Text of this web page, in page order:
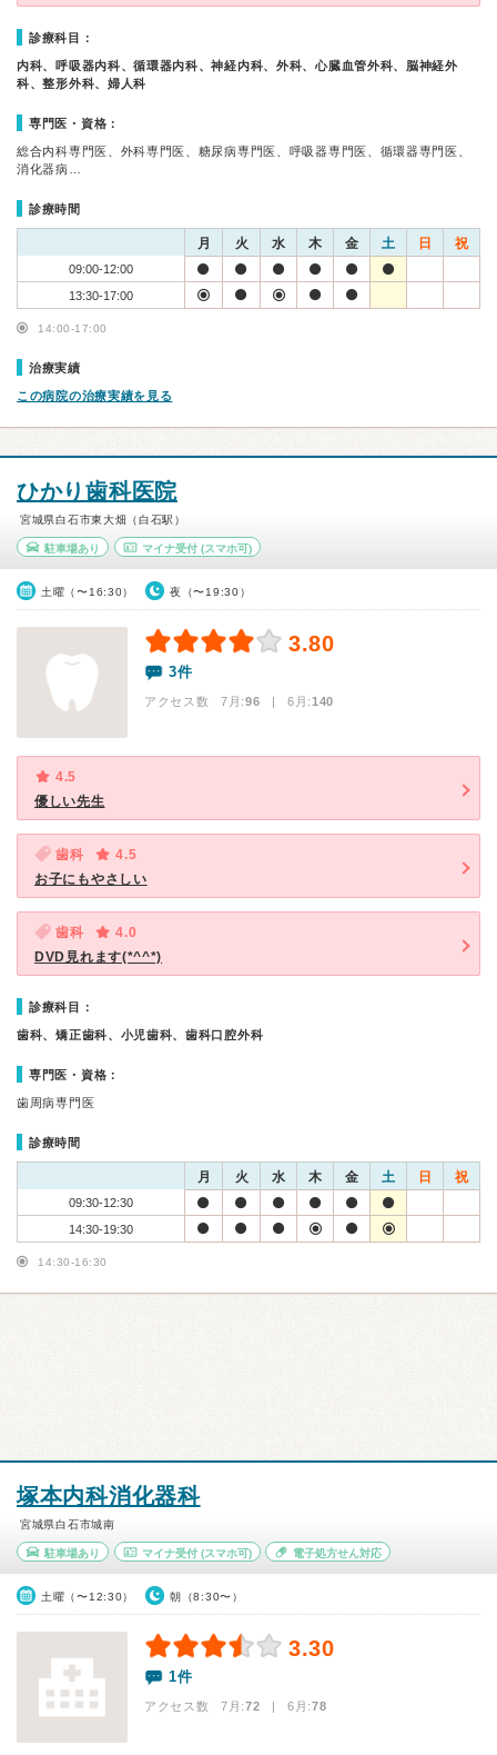
診療科目：
内科、呼吸器内科、循環器内科、神経内科、外科、心臓血管外科、脳神経外
科、整形外科、婦人科
専門医・資格：
総合内科専門医、外科専門医、糖尿病専門医、呼吸器専門医、循環器専門医、
消化器病…
診療時間
月 火 水 木 金 土 日 祝
09:00-12:00
13:30-17:00
14:00-17:00
治療実績
この病院の治療実績を見る
ひかり歯科医院
宮城県白石市東大畑（白石駅）
駐車場あり マイナ受付(スマホ可)
土曜（〜16:30） 夜（〜19:30）
3.80
3件
アクセス数 7月:96 | 6月:140
4.5
優しい先生
歯科
4.5
お子にもやさしい
歯科
4.0
DVD見れます(*^^*)
診療科目：
歯科、矯正歯科、小児歯科、歯科口腔外科
専門医・資格：
歯周病専門医
診療時間
月 火 水 木 金 土 日 祝
09:30-12:30
14:30-19:30
14:30-16:30
塚本内科消化器科
宮城県白石市城南
駐車場あり マイナ受付(スマホ可) 電子処方せん対応
土曜（〜12:30） 朝（8:30〜）
3.30
1件
アクセス数 7月:72 | 6月:78